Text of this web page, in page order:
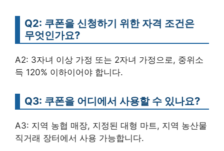
Q2: 쿠폰을 신청하기 위한 자격 조건은
무엇인가요?
A2: 3자녀 이상 가정 또는 2자녀 가정으로, 중위소
득 120% 이하이어야 합니다.
Q3: 쿠폰을 어디에서 사용할 수 있나요?
A3: 지역 농협 매장, 지정된 대형 마트, 지역 농산물
직거래 장터에서 사용 가능합니다.